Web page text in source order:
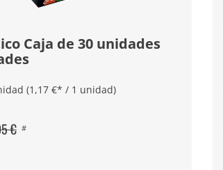
Caja de 30 unidades
(1,17 €* / 1 unidad)
€ #